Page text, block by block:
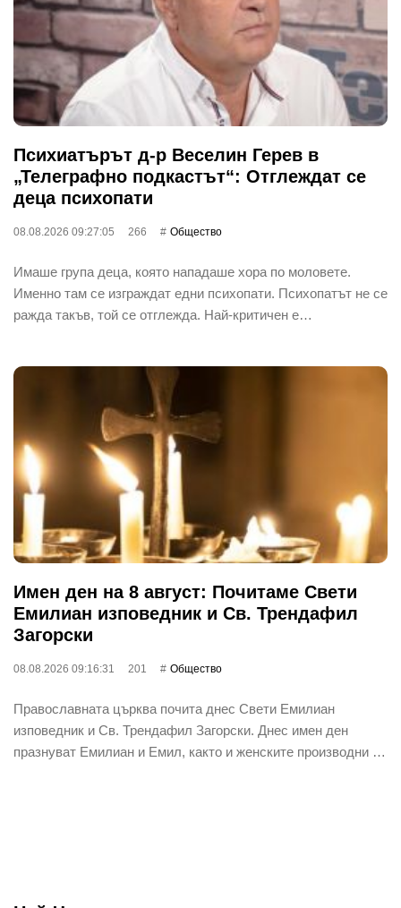
Психиатърът д-р Веселин Герев в
„Телеграфно подкастът“: Отглеждат се
деца психопати
08.08.2026 09:27:05 266 Общество
Имаше група деца, която нападаше хора по моловете.
Именно там се изграждат едни психопати. Психопатът не се
ражда такъв, той се отглежда. Най-критичен е…
Имен ден на 8 август: Почитаме Свети
Емилиан изповедник и Св. Трендафил
Загорски
08.08.2026 09:16:31 201 Общество
Православната църква почита днес Свети Емилиан
изповедник и Св. Трендафил Загорски. Днес имен ден
празнуват Емилиан и Емил, както и женските производни …